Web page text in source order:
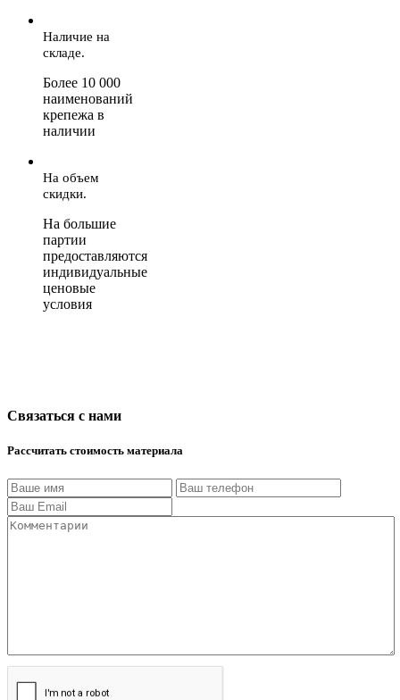
Наличие на
складе.
Более 10 000
наименований
крепежа в
наличии
На объем
скидки.
На большие
партии
предоставляются
индивидуальные
ценовые
условия
Связаться с нами
Рассчитать стоимость материала